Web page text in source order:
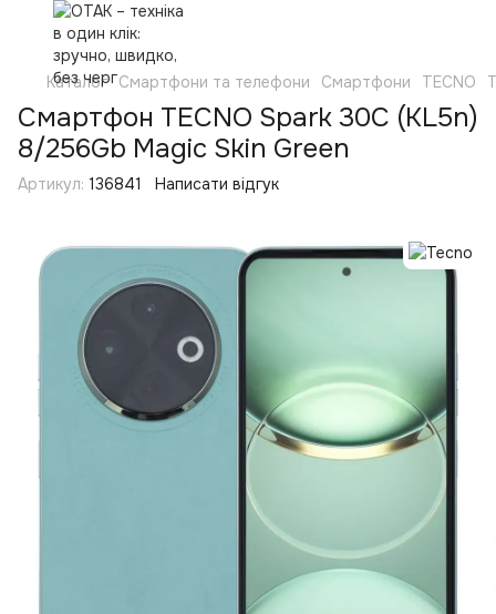
Каталог Смартфони та телефони Смартфони TECNO
Смартфон TECNO Spark 30C (KL5n)
8/256Gb Magic Skin Green
Артикул: 136841 Написати відгук